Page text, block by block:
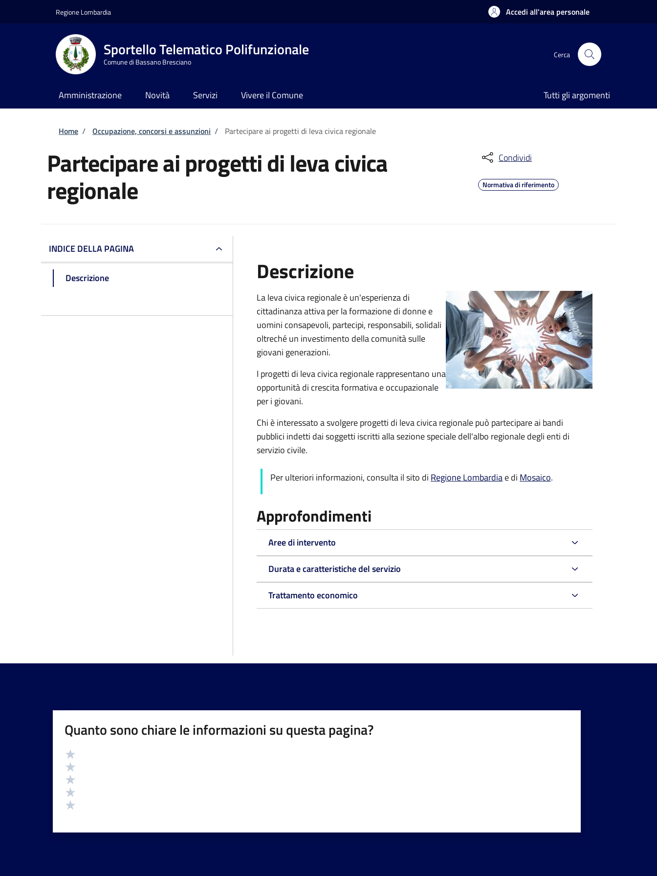
Regione Lombardia Accedi all'area personale
Sportello Telematico Polifunzionale
Comune di Bassano Bresciano
Cerca
Amministrazione Novità Servizi Vivere il Comune Tutti gli argomenti
Briciole di pane
Home / Occupazione, concorsi e assunzioni / Partecipare ai progetti di leva civica regionale
Partecipare ai progetti di leva civica
regionale
Condividi
Normativa di riferimento
INDICE DELLA PAGINA
Descrizione Descrizione
La leva civica regionale è un'esperienza di
cittadinanza attiva per la formazione di donne e
uomini consapevoli, partecipi, responsabili, solidali
oltreché un investimento della comunità sulle
giovani generazioni.
I progetti di leva civica regionale rappresentano una
opportunità di crescita formativa e occupazionale
per i giovani.
Chi è interessato a svolgere progetti di leva civica regionale può partecipare ai bandi
pubblici indetti dai soggetti iscritti alla sezione speciale dell'albo regionale degli enti di
servizio civile.
Per ulteriori informazioni, consulta il sito di Regione Lombardiae di Mosaico.
Approfondimenti
Aree di intervento
Durata e caratteristiche del servizio
Trattamento economico
Quanto sono chiare le informazioni su questa pagina?
Valutazione